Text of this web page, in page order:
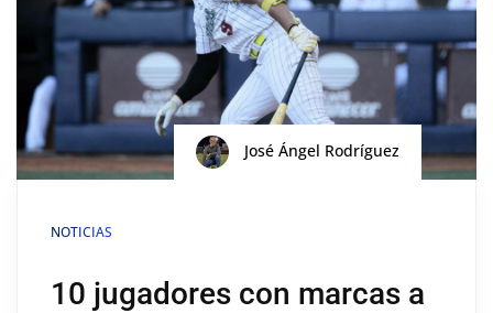
José Ángel Rodríguez
NOTICIAS
10 jugadores con marcas a